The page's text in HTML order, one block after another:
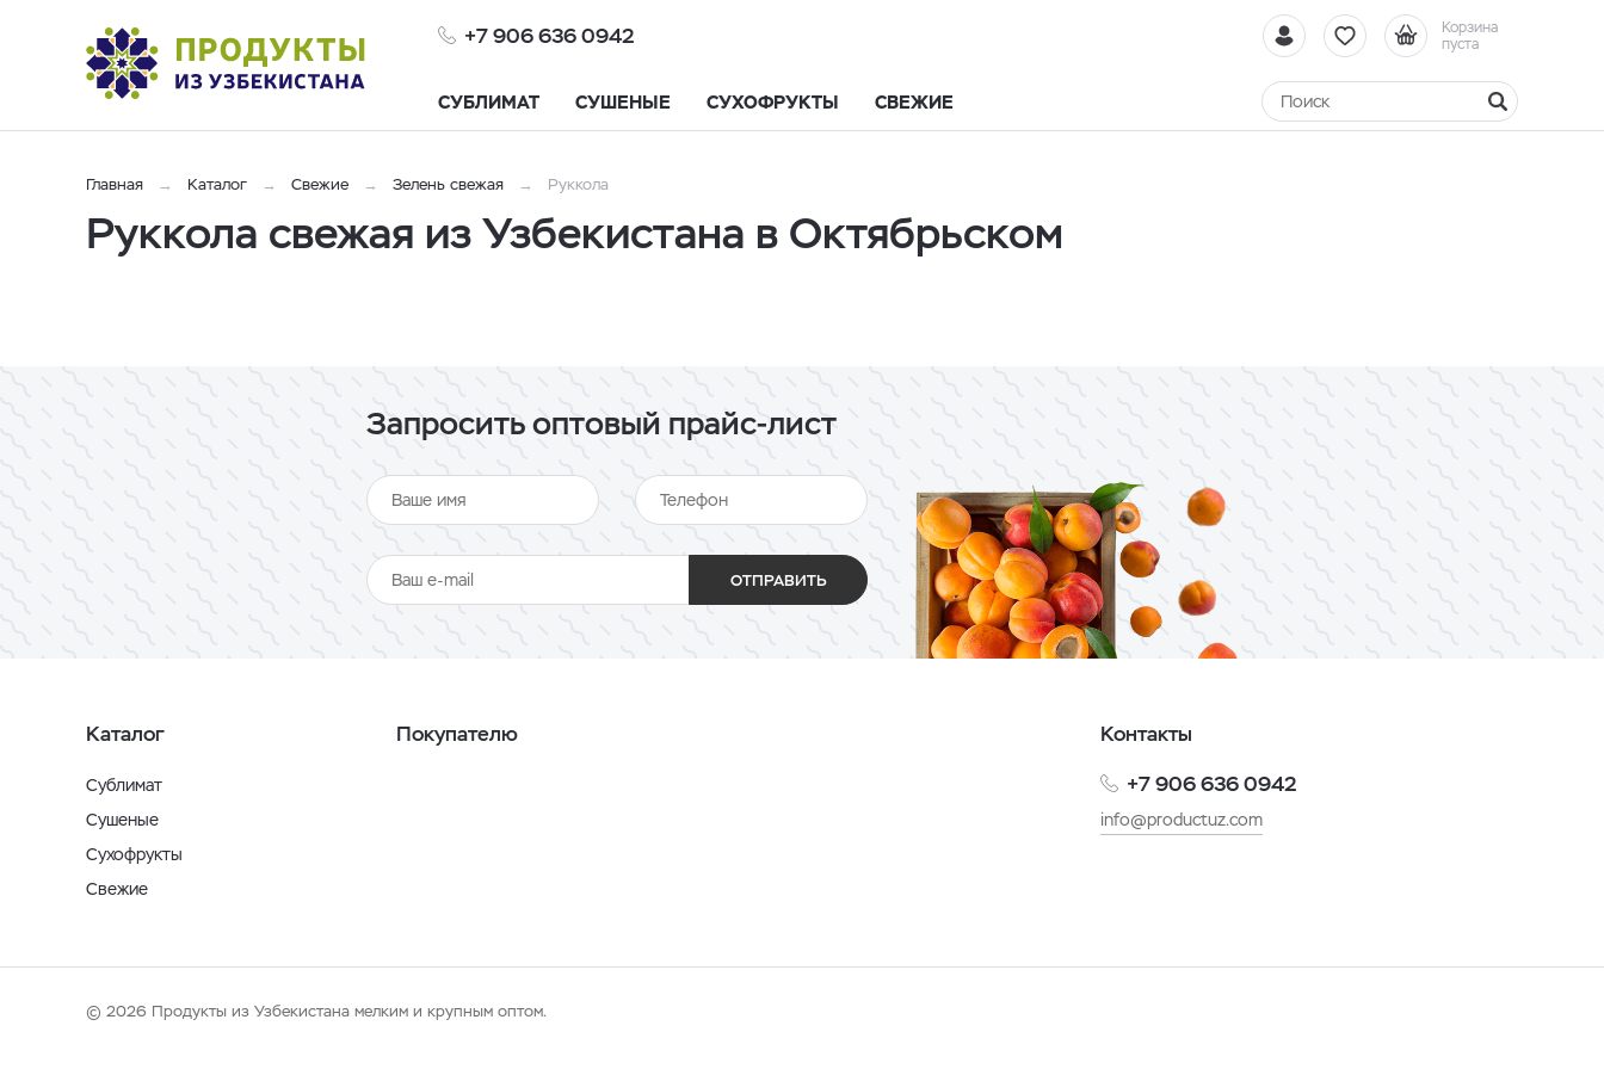
+7 906 636 0942
Корзина
пуста
СУБЛИМАТ СУШЕНЫЕ СУХОФРУКТЫ СВЕЖИЕ
Главная Каталог Свежие Зелень свежая Руккола
Руккола свежая из Узбекистана в Октябрьском
Запросить оптовый прайс-лист
ОТПРАВИТЬ
Каталог
Сублимат
Сушеные
Сухофрукты
Свежие
Покупателю
Контакты
+7 906 636 0942
info@productuz.com
© 2026 Продукты из Узбекистана мелким и крупным оптом.